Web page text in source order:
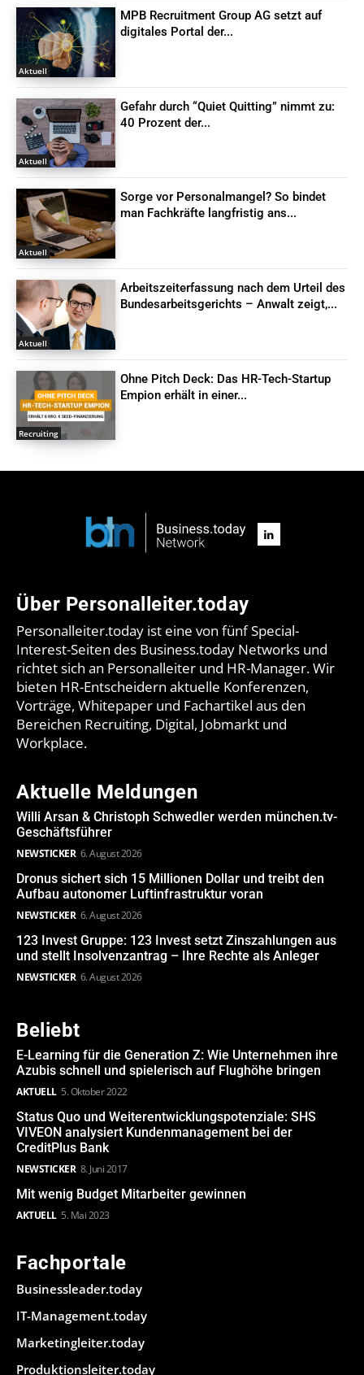
Aktuell
MPB Recruitment Group AG setzt auf
digitales Portal der...
Aktuell
Gefahr durch “Quiet Quitting” nimmt zu:
40 Prozent der...
Aktuell
Sorge vor Personalmangel? So bindet
man Fachkräfte langfristig ans...
Aktuell
Arbeitszeiterfassung nach dem Urteil des
Bundesarbeitsgerichts – Anwalt zeigt,...
Recruiting
Ohne Pitch Deck: Das HR-Tech-Startup
Empion erhält in einer...
Über Personalleiter.today
Personalleiter.today ist eine von fünf Special-
Interest-Seiten des Business.today Networks und
richtet sich an Personalleiter und HR-Manager. Wir
bieten HR-Entscheidern aktuelle Konferenzen,
Vorträge, Whitepaper und Fachartikel aus den
Bereichen Recruiting, Digital, Jobmarkt und
Workplace.
Aktuelle Meldungen
Willi Arsan & Christoph Schwedler werden münchen.tv-
Geschäftsführer
NEWSTICKER 6. August 2026
Dronus sichert sich 15 Millionen Dollar und treibt den
Aufbau autonomer Luftinfrastruktur voran
NEWSTICKER 6. August 2026
123 Invest Gruppe: 123 Invest setzt Zinszahlungen aus
und stellt Insolvenzantrag – Ihre Rechte als Anleger
NEWSTICKER 6. August 2026
Beliebt
E-Learning für die Generation Z: Wie Unternehmen ihre
Azubis schnell und spielerisch auf Flughöhe bringen
AKTUELL 5. Oktober 2022
Status Quo und Weiterentwicklungspotenziale: SHS
VIVEON analysiert Kundenmanagement bei der
CreditPlus Bank
NEWSTICKER 8. Juni 2017
Mit wenig Budget Mitarbeiter gewinnen
AKTUELL 5. Mai 2023
Fachportale
Businessleader.today
IT-Management.today
Marketingleiter.today
Produktionsleiter.today